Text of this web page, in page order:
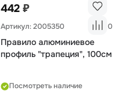
442 ₽
Артикул: 2005350 0
Правило алюминиевое
профиль "трапеция", 100см
Посмотреть наличие